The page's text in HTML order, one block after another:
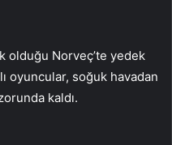
olduğu Norveç’te yedek
oyuncular, soğuk havadan
kaldı.